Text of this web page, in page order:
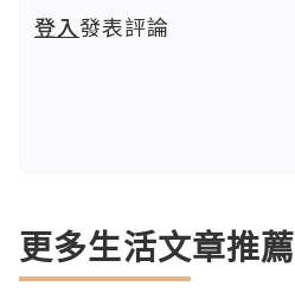
登入發表評論
更多生活文章推薦